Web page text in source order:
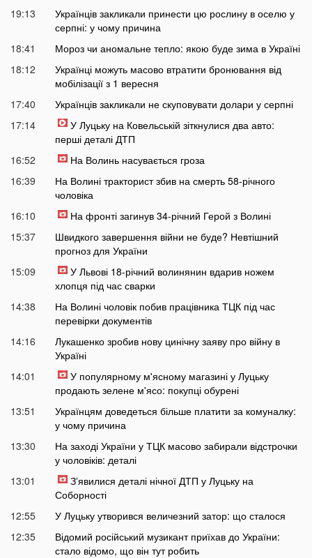
19:13
Українців закликали принести цю рослину в оселю у
серпні: у чому причина
18:41
Мороз чи аномальне тепло: якою буде зима в Україні
18:12
Українці можуть масово втратити бронювання від
мобілізації з 1 вересня
17:40
Українців закликали не скуповувати долари у серпні
17:14
У Луцьку на Ковельській зіткнулися два авто:
перші деталі ДТП
16:52
На Волинь насувається гроза
16:39
На Волині тракторист збив на смерть 58-річного
чоловіка
16:10
На фронті загинув 34-річний Герой з Волині
15:37
Швидкого завершення війни не буде? Невтішний
прогноз для України
15:09
У Львові 18-річний волинянин вдарив ножем
хлопця під час сварки
14:38
На Волині чоловік побив працівника ТЦК під час
перевірки документів
14:16
Лукашенко зробив нову цинічну заяву про війну в
Україні
14:01
У популярному м'ясному магазині у Луцьку
продають зелене м'ясо: покупці обурені
13:51
Українцям доведеться більше платити за комуналку:
у чому причина
13:30
На заході України у ТЦК масово забирали відстрочки
у чоловіків: деталі
13:01
Зʼявилися деталі нічної ДТП у Луцьку на
Соборності
12:55
У Луцьку утворився величезний затор: що сталося
12:35
Відомий російський музикант приїхав до України:
стало відомо, що він тут робить